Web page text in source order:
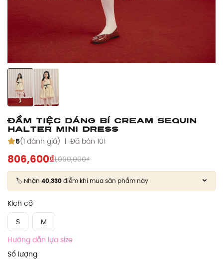
Đầm tiệc dáng bí Cream Sequin
Halter Mini Dress
5(1 đánh giá) Đã bán 101
806,600₫1,090,000₫
🏷️ Nhận 40,330điểm khi mua sản phẩm này
Kích cỡ
S
M
Hướng dẫn lựa size
Số lượng